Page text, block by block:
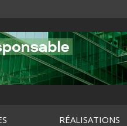
RÉALISATIONS